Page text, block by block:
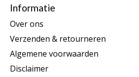
Informatie
Over ons
Verzenden & retourneren
Algemene voorwaarden
Disclaimer